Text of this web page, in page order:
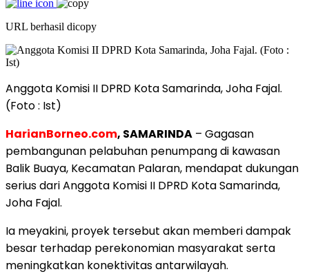
URL berhasil dicopy
Anggota Komisi II DPRD Kota Samarinda, Joha Fajal.
(Foto : Ist)
HarianBorneo.com, SAMARINDA – Gagasan
pembangunan pelabuhan penumpang di kawasan
Balik Buaya, Kecamatan Palaran, mendapat dukungan
serius dari Anggota Komisi II DPRD Kota Samarinda,
Joha Fajal.
Ia meyakini, proyek tersebut akan memberi dampak
besar terhadap perekonomian masyarakat serta
meningkatkan konektivitas antarwilayah.